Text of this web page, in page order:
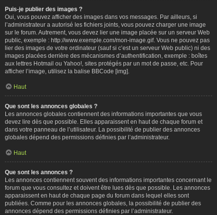
Puis-je publier des images ?
Oui, vous pouvez afficher des images dans vos messages. Par ailleurs, si
l’administrateur a autorisé les fichiers joints, vous pouvez charger une image
sur le forum. Autrement, vous devez lier une image placée sur un serveur Web
public, exemple : http://www.exemple.com/mon-image.gif. Vous ne pouvez pas
lier des images de votre ordinateur (sauf si c’est un serveur Web public) ni des
images placées derrière des mécanismes d’authentification, exemple : boîtes
aux lettres Hotmail ou Yahoo!, sites protégés par un mot de passe, etc. Pour
afficher l’image, utilisez la balise BBCode [img].
Haut
Que sont les annonces globales ?
Les annonces globales contiennent des informations importantes que vous
devez lire dès que possible. Elles apparaissent en haut de chaque forum et
dans votre panneau de l’utilisateur. La possibilité de publier des annonces
globales dépend des permissions définies par l’administrateur.
Haut
Que sont les annonces ?
Les annonces contiennent souvent des informations importantes concernant le
forum que vous consultez et doivent être lues dès que possible. Les annonces
apparaissent en haut de chaque page du forum dans lequel elles sont
publiées. Comme pour les annonces globales, la possibilité de publier des
annonces dépend des permissions définies par l’administrateur.